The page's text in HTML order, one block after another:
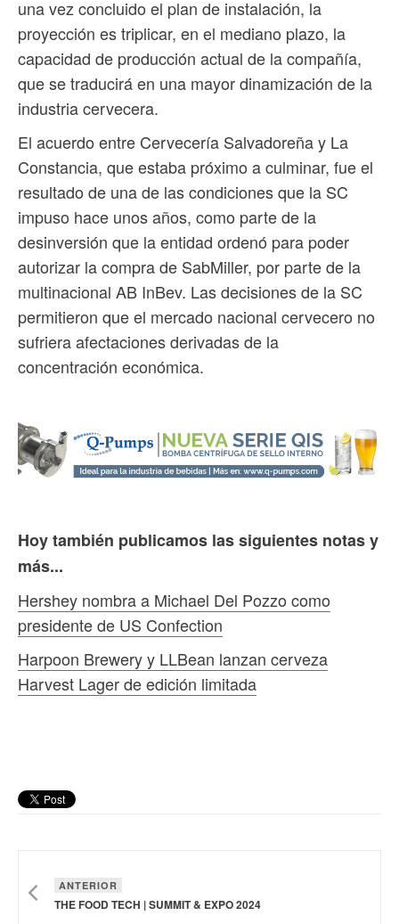
una vez concluido el plan de instalación, la
proyección es triplicar, en el mediano plazo, la
capacidad de producción actual de la compañía,
que se traducirá en una mayor dinamización de la
industria cervecera.
El acuerdo entre Cervecería Salvadoreña y La
Constancia, que estaba próximo a culminar, fue el
resultado de una de las condiciones que la SC
impuso hace unos años, como parte de la
desinversión que la entidad ordenó para poder
autorizar la compra de SabMiller, por parte de la
multinacional AB InBev. Las decisiones de la SC
permitieron que el mercado nacional cervecero no
sufriera afectaciones derivadas de la
concentración económica.
Hoy también publicamos las siguientes notas y
más...
Hershey nombra a Michael Del Pozzo como
presidente de US Confection
Harpoon Brewery y LLBean lanzan cerveza
Harvest Lager de edición limitada
ANTERIOR
THE FOOD TECH | SUMMIT & EXPO 2024